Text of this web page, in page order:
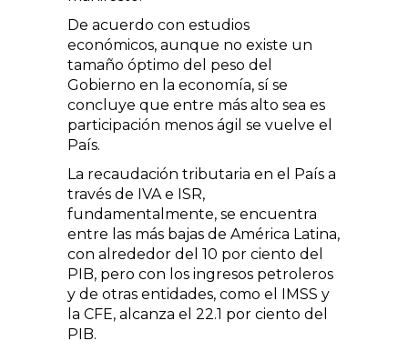
De acuerdo con estudios
económicos, aunque no existe un
tamaño óptimo del peso del
Gobierno en la economía, sí se
concluye que entre más alto sea es
participación menos ágil se vuelve el
País.
La recaudación tributaria en el País a
través de IVA e ISR,
fundamentalmente, se encuentra
entre las más bajas de América Latina,
con alrededor del 10 por ciento del
PIB, pero con los ingresos petroleros
y de otras entidades, como el IMSS y
la CFE, alcanza el 22.1 por ciento del
PIB.